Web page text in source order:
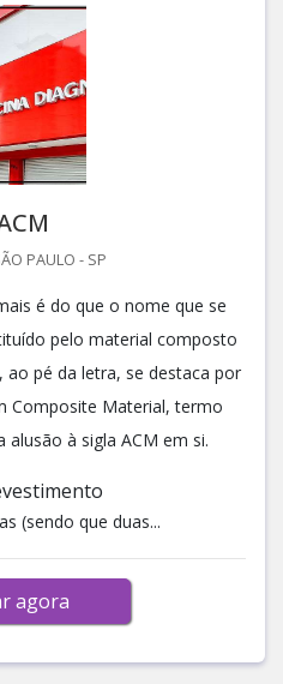
PAULO - SP
é do que o nome que se
pelo material composto
ao pé da letra, se destaca por
Composite Material, termo
à sigla ACM em si.
(sendo que duas...
agora